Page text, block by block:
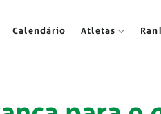
Calendário Atletas